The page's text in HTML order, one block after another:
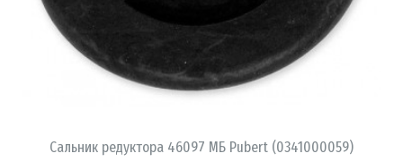
Сальник редуктора 46097 МБ Pubert (0341000059)
В КОРЗИНУ